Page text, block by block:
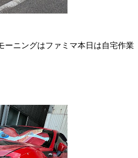
ーニングはファミマ本日は自宅作業